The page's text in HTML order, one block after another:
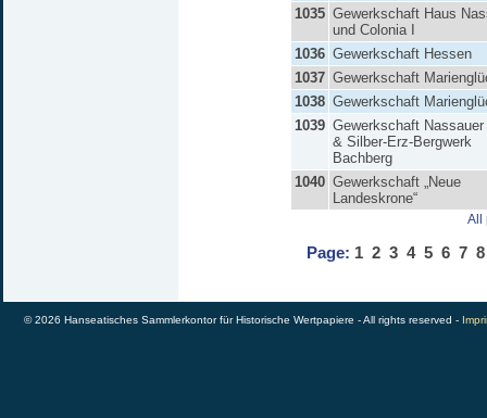
1035 Gewerkschaft Haus
und Colonia I
1036 Gewerkschaft Hessen
1037 Gewerkschaft
1038 Gewerkschaft
1039 Gewerkschaft
& Silber-Erz-Bergwerk
Bachberg
1040 Gewerkschaft „Neue
Landeskrone“
All
Page: 1 2 3 4 5 6 7 8
© 2026 Hanseatisches Sammlerkontor für Historische Wertpapiere - All rights reserved -